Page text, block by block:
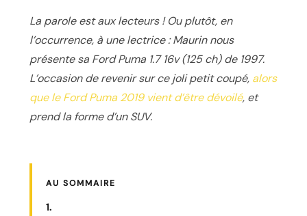
La parole est aux lecteurs ! Ou plutôt, en
l’occurrence, à une lectrice : Maurin nous
présente sa Ford Puma 1.7 16v (125 ch) de 1997.
L’occasion de revenir sur ce joli petit coupé, alors
que le Ford Puma 2019 vient d’être dévoilé, et
prend la forme d’un SUV.
AU SOMMAIRE